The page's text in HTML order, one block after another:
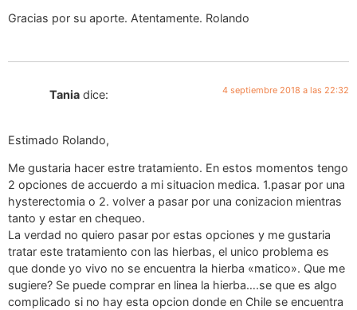
Gracias por su aporte. Atentamente. Rolando
Tania dice: 4 septiembre 2018 a las 22:32
Estimado Rolando,
Me gustaria hacer estre tratamiento. En estos momentos tengo
2 opciones de accuerdo a mi situacion medica. 1.pasar por una
hysterectomia o 2. volver a pasar por una conizacion mientras
tanto y estar en chequeo.
La verdad no quiero pasar por estas opciones y me gustaria
tratar este tratamiento con las hierbas, el unico problema es
que donde yo vivo no se encuentra la hierba «matico». Que me
sugiere? Se puede comprar en linea la hierba….se que es algo
complicado si no hay esta opcion donde en Chile se encuentra